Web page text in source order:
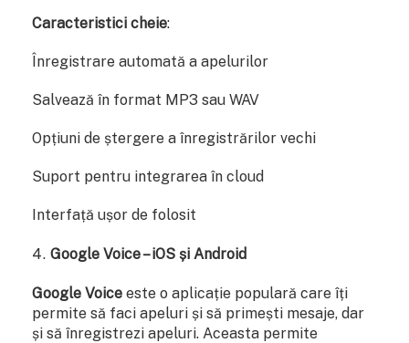
Caracteristici cheie:
Înregistrare automată a apelurilor
Salvează în format MP3 sau WAV
Opțiuni de ștergere a înregistrărilor vechi
Suport pentru integrarea în cloud
Interfață ușor de folosit
Google Voice – iOS și Android
Google Voice este o aplicație populară care îți
permite să faci apeluri și să primești mesaje, dar
și să înregistrezi apeluri. Aceasta permite